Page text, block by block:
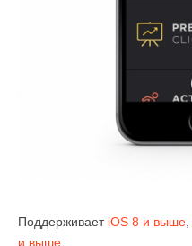
Поддерживает iOS 8 и выше,
и выше.